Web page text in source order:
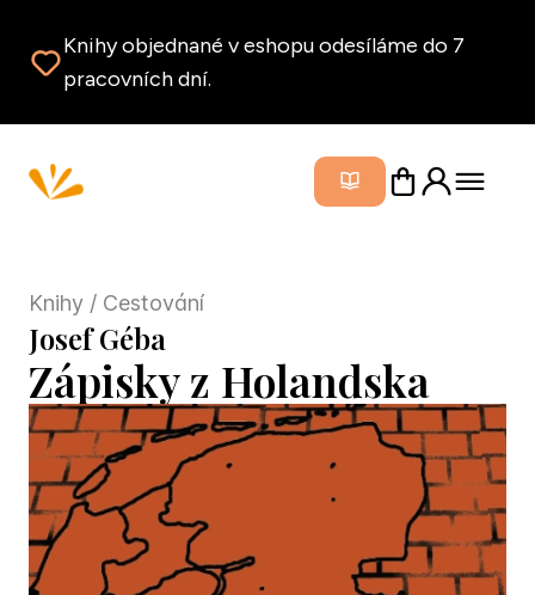
Knihy objednané v eshopu odesíláme do 7
pracovních dní.
Zavřít
Knihy / Cestování
Josef Géba
Zápisky z Holandska